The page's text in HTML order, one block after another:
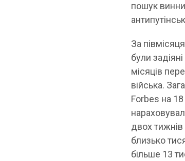
пошук
За
були
місяців
війська.
Forbes на
двох тижнів
близько
більше 13